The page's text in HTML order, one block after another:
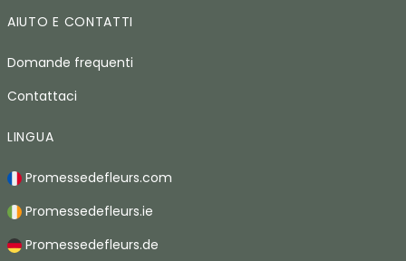
AIUTO E CONTATTI
Domande frequenti
Contattaci
LINGUA
Promessedefleurs.com
Promessedefleurs.ie
Promessedefleurs.de